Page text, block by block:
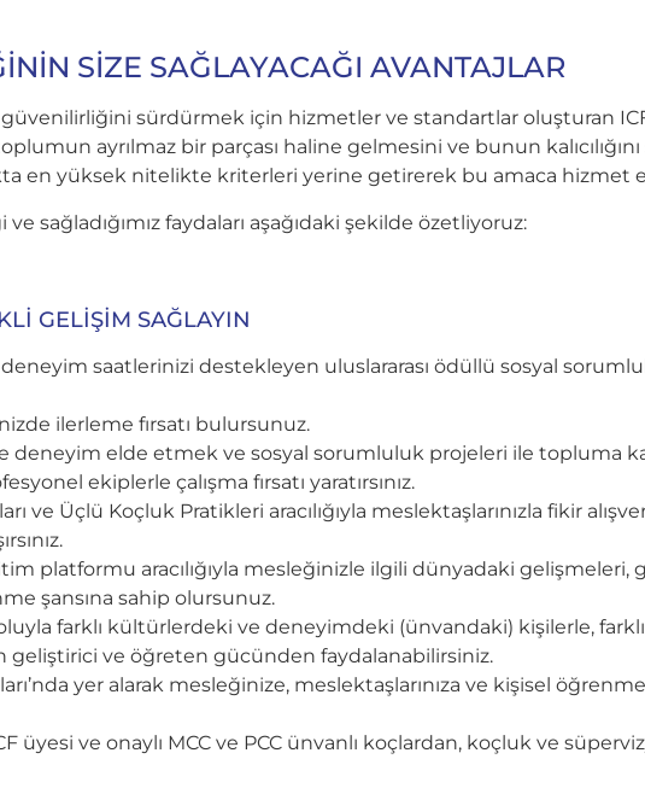
SİZE SAĞLAYACAĞI AVANTAJLAR
sürdürmek için hizmetler ve standartlar oluşturan
ayrılmaz bir parçası haline gelmesini ve bunun
en yüksek nitelikte kriterleri yerine getirerek bu amaca hizmet
sağladığımız faydaları aşağıdaki şekilde özetliyoruz:
GELİŞİM SAĞLAYIN
saatlerinizi destekleyen uluslararası ödüllü sosyal
ilerleme fırsatı bulursunuz.
deneyim elde etmek ve sosyal sorumluluk projeleri ile topluma
ekiplerle çalışma fırsatı yaratırsınız.
ve Üçlü Koçluk Pratikleri aracılığıyla meslektaşlarınızla fikir
platformu aracılığıyla mesleğinizle ilgili dünyadaki gelişmeleri,
şansına sahip olursunuz.
farklı kültürlerdeki ve deneyimdeki (ünvandaki) kişilerle,
geliştirici ve öğreten gücünden faydalanabilirsiniz.
yer alarak mesleğinize, meslektaşlarınıza ve kişisel
üyesi ve onaylı MCC ve PCC ünvanlı koçlardan, koçluk ve